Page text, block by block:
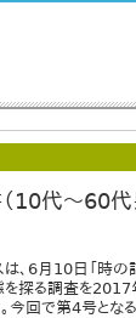
10代～60代
は、6月10日「時
探る調査を2017
今回で第4号とな